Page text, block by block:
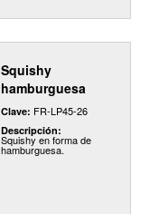
Squishy
hamburguesa
Clave: FR-LP45-26
Descripción:
Squishy en forma de
hamburguesa.